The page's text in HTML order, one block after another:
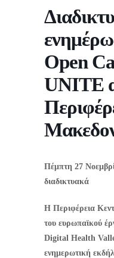
Open
UNITE
Πέμπτη 27
διαδικτυακά
Η Περιφέρεια
του ευρωπαϊκού
Digital Health
ενημερωτική